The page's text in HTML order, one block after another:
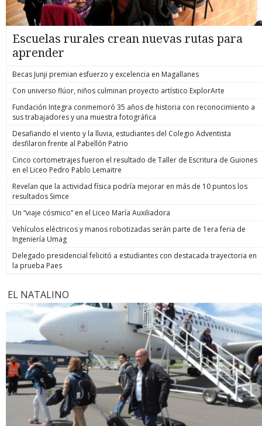
Escuelas rurales crean nuevas rutas para
aprender
Becas Junji premian esfuerzo y excelencia en Magallanes
Con universo flúor, niños culminan proyecto artístico ExplorArte
Fundación Integra conmemoró 35 años de historia con reconocimiento a
sus trabajadores y una muestra fotográfica
Desafiando el viento y la lluvia, estudiantes del Colegio Adventista
desfilaron frente al Pabellón Patrio
Cinco cortometrajes fueron el resultado de Taller de Escritura de Guiones
en el Liceo Pedro Pablo Lemaitre
Revelan que la actividad física podría mejorar en más de 10 puntos los
resultados Simce
Un “viaje cósmico” en el Liceo María Auxiliadora
Vehículos eléctricos y manos robotizadas serán parte de 1era feria de
Ingeniería Umag
Delegado presidencial felicitó a estudiantes con destacada trayectoria en
la prueba Paes
EL NATALINO